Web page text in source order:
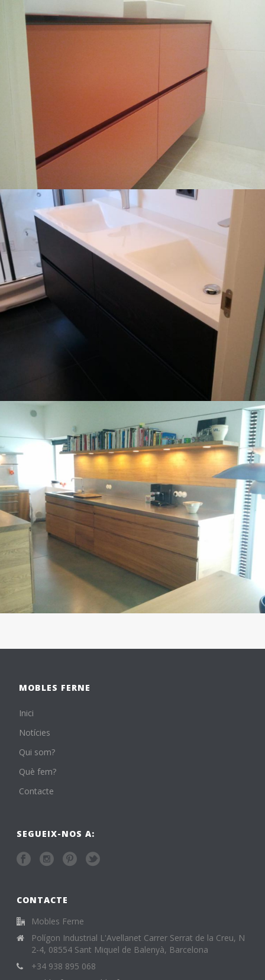
MOBLES FERNE
Inici
Notícies
Qui som?
Què fem?
Contacte
SEGUEIX-NOS A:
CONTACTE
Mobles Ferne
Polígon Industrial L'Avellanet Carrer Serrat de la Creu, N
2-4, 08554 Sant Miquel de Balenyà, Barcelona
+34 938 895 068